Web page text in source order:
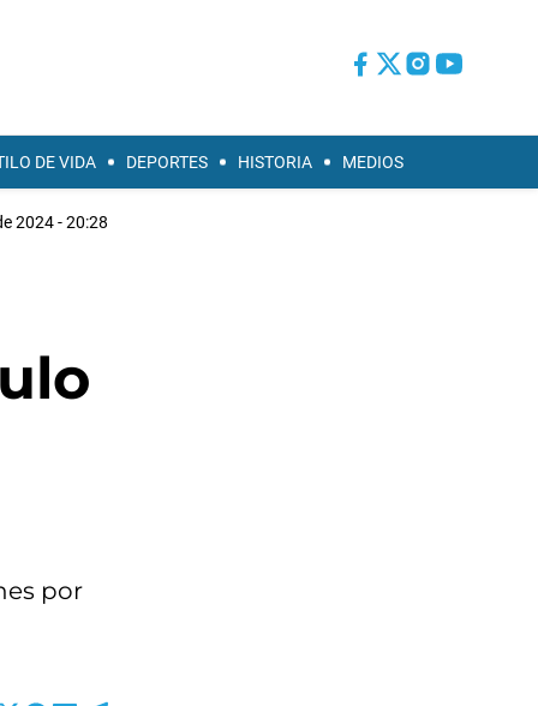
DE VIDA DEPORTES HISTORIA MEDIOS
2024 - 20:28
por